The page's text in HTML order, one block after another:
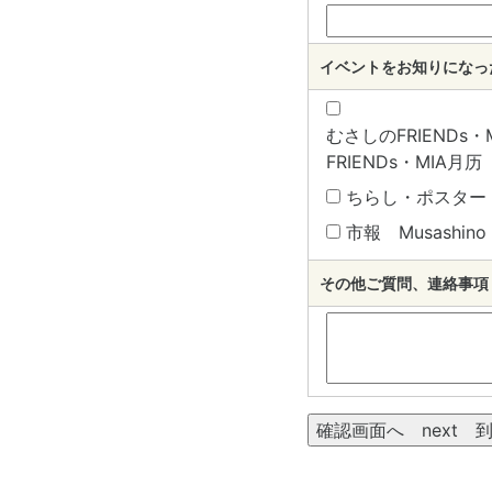
イベントをお知りにな
むさしのFRIENDs
FRIENDs・MIA月历
ちらし・ポスタ
市報
その他ご質問、連絡